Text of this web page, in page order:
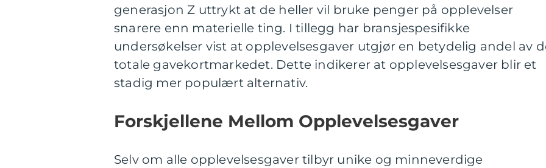
generasjon Z uttrykt at de heller vil bruke penger på opplevelser
snarere enn materielle ting. I tillegg har bransjespesifikke
undersøkelser vist at opplevelsesgaver utgjør en betydelig andel av
totale gavekortmarkedet. Dette indikerer at opplevelsesgaver blir et
stadig mer populært alternativ.
Forskjellene Mellom Opplevelsesgaver
Selv om alle opplevelsesgaver tilbyr unike og minneverdige